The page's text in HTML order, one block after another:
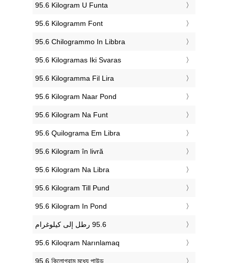
‎95.6 Kilogram U Funta
‎95.6 Kilogramm Font
‎95.6 Chilogrammo In Libbra
‎95.6 Kilogramas Iki Svaras
‎95.6 Kilogramma Fil Lira
‎95.6 Kilogram Naar Pond
‎95.6 Kilogram Na Funt
‎95.6 Quilograma Em Libra
‎95.6 Kilogram în livră
‎95.6 Kilogram Na Libra
‎95.6 Kilogram Till Pund
‎95.6 Kilogram In Pond
‎95.6 Kiloqram Narınlamaq
‎95.6 কিলোগ্রাম মধ্যে পাউন্ড